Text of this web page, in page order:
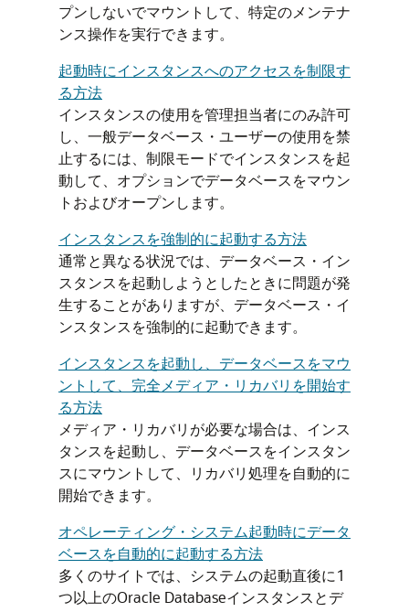
プンしないでマウントして、特定のメンテナ
ンス操作を実行できます。
起動時にインスタンスへのアクセスを制限す
る方法
インスタンスの使用を管理担当者にのみ許可
し、一般データベース・ユーザーの使用を禁
止するには、制限モードでインスタンスを起
動して、オプションでデータベースをマウン
トおよびオープンします。
インスタンスを強制的に起動する方法
通常と異なる状況では、データベース・イン
スタンスを起動しようとしたときに問題が発
生することがありますが、データベース・イ
ンスタンスを強制的に起動できます。
インスタンスを起動し、データベースをマウ
ントして、完全メディア・リカバリを開始す
る方法
メディア・リカバリが必要な場合は、インス
タンスを起動し、データベースをインスタン
スにマウントして、リカバリ処理を自動的に
開始できます。
オペレーティング・システム起動時にデータ
ベースを自動的に起動する方法
多くのサイトでは、システムの起動直後に1
つ以上のOracle Databaseインスタンスとデ